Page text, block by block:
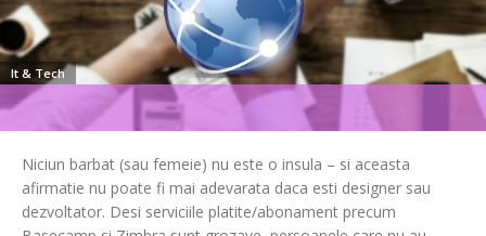
It & Tech
Niciun barbat (sau femeie) nu este o insula – si aceasta
afirmatie nu poate fi mai adevarata daca esti designer sau
dezvoltator. Desi serviciile platite/abonament precum